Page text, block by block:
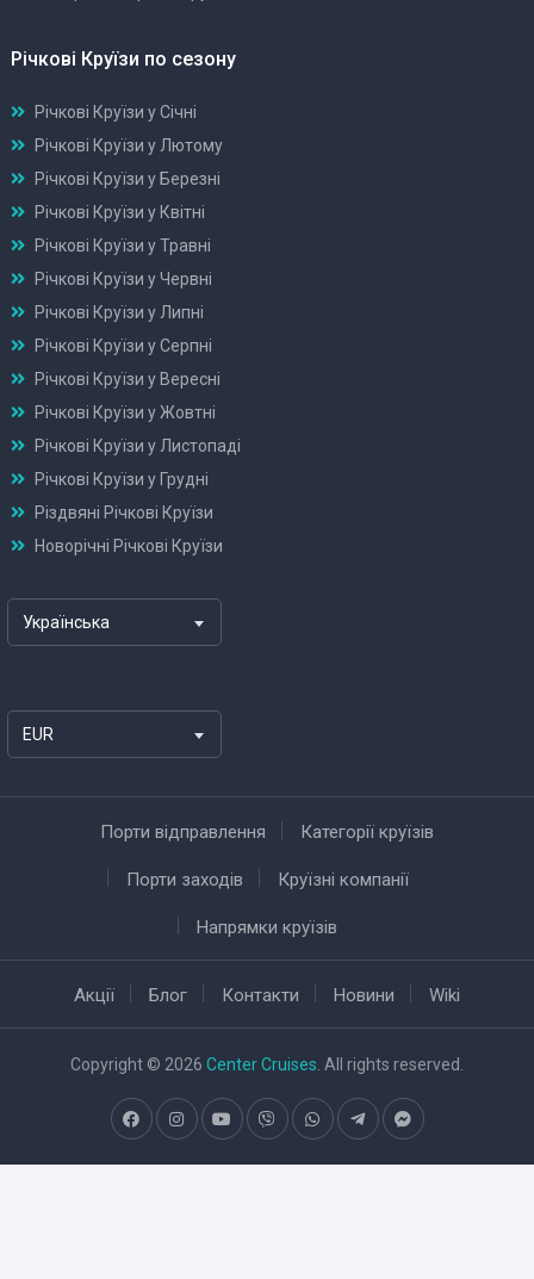
Річкові Круїзи по сезону
Річкові Круїзи у Січні
Річкові Круїзи у Лютому
Річкові Круїзи у Березні
Річкові Круїзи у Квітні
Річкові Круїзи у Травні
Річкові Круїзи у Червні
Річкові Круїзи у Липні
Річкові Круїзи у Серпні
Річкові Круїзи у Вересні
Річкові Круїзи у Жовтні
Річкові Круїзи у Листопаді
Річкові Круїзи у Грудні
Різдвяні Річкові Круїзи
Новорічні Річкові Круїзи
Українська
EUR
Порти відправлення Категорії круїзів
Порти заходів Круїзні компанії
Напрямки круїзів
Акції Блог Контакти Новини Wiki
Copyright © 2026 Center Cruises . All rights reserved.